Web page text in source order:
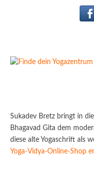
Sukadev Bretz bringt in
Bhagavad Gita dem
diese alte Yogaschrift als
Yoga-Vidya-Online-Shop